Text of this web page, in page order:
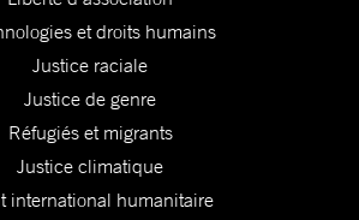
et droits humains
Justice raciale
Justice de genre
Réfugiés et migrants
Justice climatique
international humanitaire